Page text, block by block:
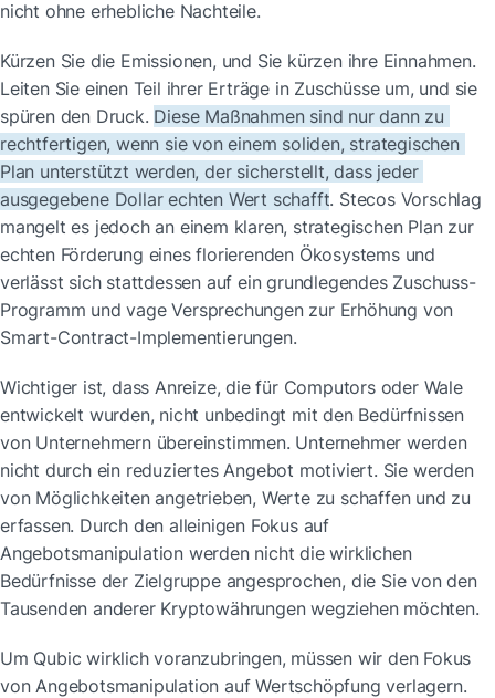
nicht ohne erhebliche Nachteile.
Kürzen Sie die Emissionen, und Sie kürzen ihre Einnahmen.
Leiten Sie einen Teil ihrer Erträge in Zuschüsse um, und sie
spüren den Druck. Diese Maßnahmen sind nur dann zu
rechtfertigen, wenn sie von einem soliden, strategischen
Plan unterstützt werden, der sicherstellt, dass jeder
ausgegebene Dollar echten Wert schafft. Stecos Vorschlag
mangelt es jedoch an einem klaren, strategischen Plan zur
echten Förderung eines florierenden Ökosystems und
verlässt sich stattdessen auf ein grundlegendes Zuschuss-
Programm und vage Versprechungen zur Erhöhung von
Smart-Contract-Implementierungen.
Wichtiger ist, dass Anreize, die für Computors oder Wale
entwickelt wurden, nicht unbedingt mit den Bedürfnissen
von Unternehmern übereinstimmen. Unternehmer werden
nicht durch ein reduziertes Angebot motiviert. Sie werden
von Möglichkeiten angetrieben, Werte zu schaffen und zu
erfassen. Durch den alleinigen Fokus auf
Angebotsmanipulation werden nicht die wirklichen
Bedürfnisse der Zielgruppe angesprochen, die Sie von den
Tausenden anderer Kryptowährungen wegziehen möchten.
Um Qubic wirklich voranzubringen, müssen wir den Fokus
von Angebotsmanipulation auf Wertschöpfung verlagern.